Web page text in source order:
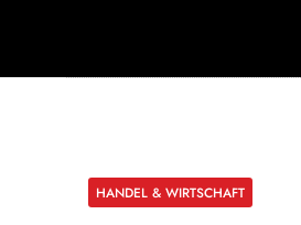
HANDEL & WIRTSCHAFT